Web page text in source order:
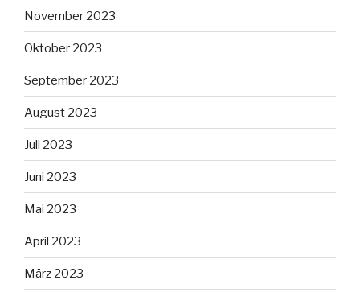
November 2023
Oktober 2023
September 2023
August 2023
Juli 2023
Juni 2023
Mai 2023
April 2023
März 2023